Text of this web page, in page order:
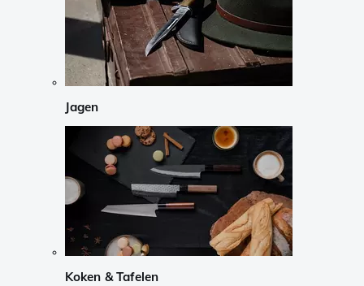
Jagen
Koken & Tafelen